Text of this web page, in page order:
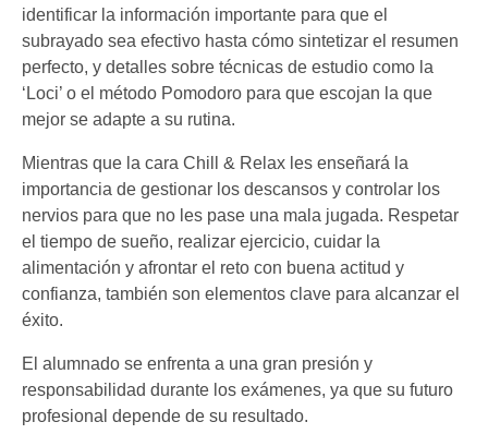
identificar la información importante para que el
subrayado sea efectivo hasta cómo sintetizar el resumen
perfecto, y detalles sobre técnicas de estudio como la
‘Loci’ o el método Pomodoro para que escojan la que
mejor se adapte a su rutina.
Mientras que la cara Chill & Relax les enseñará la
importancia de gestionar los descansos y controlar los
nervios para que no les pase una mala jugada. Respetar
el tiempo de sueño, realizar ejercicio, cuidar la
alimentación y afrontar el reto con buena actitud y
confianza, también son elementos clave para alcanzar el
éxito.
El alumnado se enfrenta a una gran presión y
responsabilidad durante los exámenes, ya que su futuro
profesional depende de su resultado.